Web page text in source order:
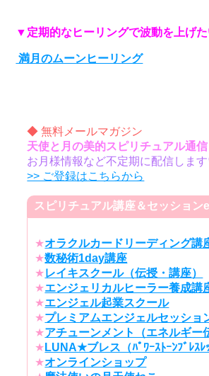
▼定期的なヒーリングで波動を上げ
満月のムーンヒーリング
◆ 無料メールマガジン
天使と月の美的スピリチュアル通信
お月様情報など不定期に配信しま
>> ご登録はこちらから
スピリチュアル講座＆セッション
★オラクルカードリーディング講
★数秘術1day講座
★レイキスクール（伝授・講座）
★エンジェリカルヒーラー養成講
★エンジェル起業スクール
★プレミアムエンジェルセッショ
★アチューンメント（エネルギー
★ LUNA★ブレス（ﾊﾟﾜｰｽﾄｰﾝﾌﾞﾚｽﾚｯ
★オンラインショップ